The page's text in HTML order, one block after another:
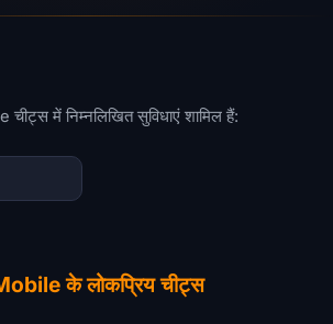
में निम्नलिखित सुविधाएं शामिल हैं:
के लोकप्रिय चीट्स